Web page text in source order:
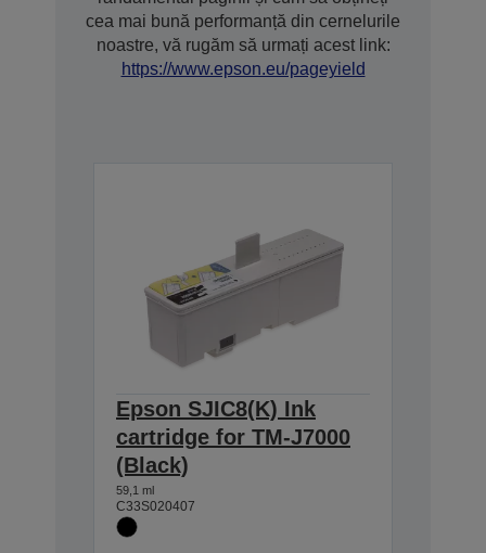
cea mai bună performanță din cernelurile
noastre, vă rugăm să urmați acest link:
https://www.epson.eu/pageyield
Epson SJIC8(K) Ink
cartridge for TM-J7000
(Black)
59,1 ml
C33S020407